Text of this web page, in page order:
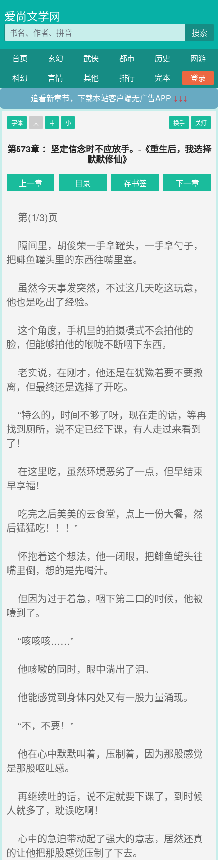
爱尚文学网
搜索
首页 玄幻 武侠 都市 历史
网游
科幻
言情 其他 排行 完本
登录
追看新章节，下载本站客户端无广告APP ↓↓↓
字体 大 中 小 换手 关灯
第573章 ：坚定信念时不应放手。-《重生后，我选择
默默修仙》
上一章 目录 存书签 下一章
第(1/3)页
隔间里，胡俊荣一手拿罐头，一手拿勺子，
把鲱鱼罐头里的东西往嘴里塞。
虽然今天事发突然，不过这几天吃这玩意，
他也是吃出了经验。
这个角度，手机里的拍摄模式不会拍他的
脸，但能够拍他的喉咙不断咽下东西。
老实说，在刚才，他还是在犹豫着要不要撤
离，但最终还是选择了开吃。
“特么的，时间不够了呀，现在走的话，等再
找到厕所，说不定已经下课，有人走过来看到
了！
在这里吃，虽然环境恶劣了一点，但早结束
早享福！
吃完之后美美的去食堂，点上一份大餐，然
后猛猛吃！！！”
怀抱着这个想法，他一闭眼，把鲱鱼罐头往
嘴里倒，想的是先喝汁。
但因为过于着急，咽下第二口的时候，他被
噎到了。
“咳咳咳……”
他咳嗽的同时，眼中淌出了泪。
他能感觉到身体内处又有一股力量涌现。
“不，不要！”
他在心中默默叫着，压制着，因为那股感觉
是那股呕吐感。
再继续吐的话，说不定就要下课了，到时候
人就多了，耽误吃啊！
心中的急迫带动起了强大的意志，居然还真
的让他把那股感觉压制了下去。